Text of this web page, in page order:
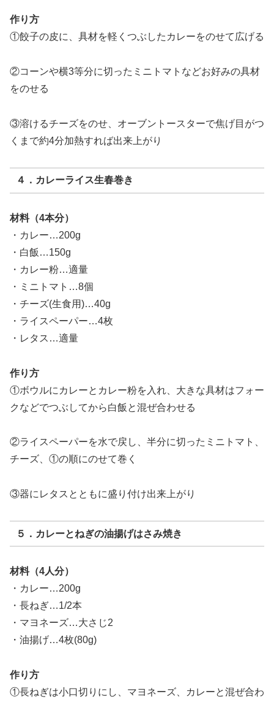
作り方
①餃子の皮に、具材を軽くつぶしたカレーをのせて広げる
②コーンや横3等分に切ったミニトマトなどお好みの具材
をのせる
③溶けるチーズをのせ、オーブントースターで焦げ目がつ
くまで約4分加熱すれば出来上がり
４．カレーライス生春巻き
材料（4本分）
・カレー…200g
・白飯…150g
・カレー粉…適量
・ミニトマト…8個
・チーズ(生食用)…40g
・ライスペーパー…4枚
・レタス…適量
作り方
①ボウルにカレーとカレー粉を入れ、大きな具材はフォー
クなどでつぶしてから白飯と混ぜ合わせる
②ライスペーパーを水で戻し、半分に切ったミニトマト、
チーズ、①の順にのせて巻く
③器にレタスとともに盛り付け出来上がり
５．カレーとねぎの油揚げはさみ焼き
材料（4人分）
・カレー…200g
・長ねぎ…1/2本
・マヨネーズ…大さじ2
・油揚げ…4枚(80g)
作り方
①長ねぎは小口切りにし、マヨネーズ、カレーと混ぜ合わ